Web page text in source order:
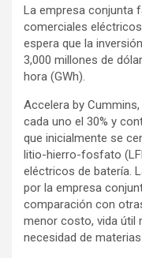
La empresa conjunta
comerciales
espera que la
3,000 millones de
hora (GWh).
Accelera by
cada uno el 30% y
que inicialmente se
litio-hierro-fosfato
eléctricos de batería.
por la empresa
comparación con
menor costo, vida útil
necesidad de